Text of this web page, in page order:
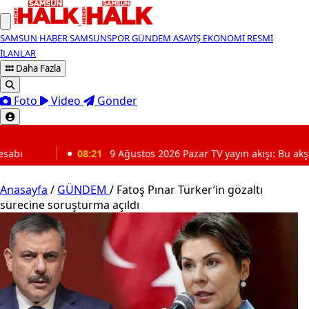
SAMSUN HABERSAMSUNSPORGÜNDEM ASAYİŞ EKONOMİ RESMİ
İLANLAR
Daha Fazla
Foto Video Gönder
9 Ağustos 2026 Pazar TV yayın akışı: Bu akşam hangi diziler var?
Anasayfa / GÜNDEM / Fatoş Pınar Türker’in gözaltı
sürecine soruşturma açıldı